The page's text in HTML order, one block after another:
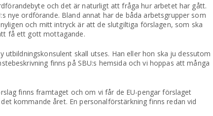
och det är naturligt att fråga hur arbetet har gått.
nye ordförande. Bland annat har de båda arbetsgrupper som
och mitt intryck är att de slutgiltiga förslagen, som ska
få ett gott mottagande.
utbildningskonsulent skall utses. Han eller hon ska ju dessutom
finns på SBU:s hemsida och vi hoppas att många
finns framtaget och om vi får de EU-pengar förslaget
kommande året. En personalförstärkning finns redan vid